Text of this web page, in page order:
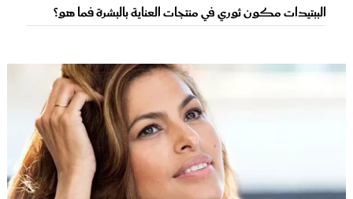
الببتيدات مكون ثوري في منتجات العناية بالبشرة فما هو؟